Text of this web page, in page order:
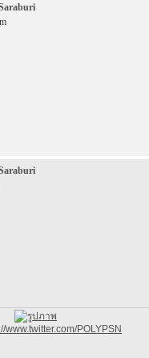
www.twitter.com/POLYPSN